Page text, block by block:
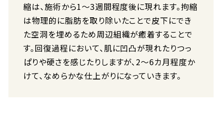
縮は、施術から1〜3週間程度後に現れます。拘縮
は物理的に脂肪を取り除いたことで皮下にでき
た空洞を埋めるため周辺組織が癒着することで
す。回復過程において、肌に凹凸が現れたりつっ
ぱりや硬さを感じたりしますが、2〜6カ月程度か
けて、なめらかな仕上がりになっていきます。